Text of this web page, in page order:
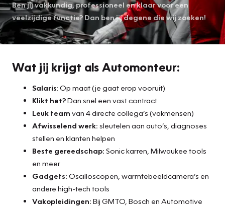
Ben jij vakkundig, professioneel en klaar voor een
veelzijdige functie? Dan ben jij degene die wij zoeken!
Wat jij krijgt als Automonteur:
Salaris: Op maat (je gaat erop vooruit)
Klikt het?Dan snel een vast contract
Leuk team van 4 directe collega’s (vakmensen)
Afwisselend werk: sleutelen aan auto’s, diagnoses
stellen en klanten helpen
Beste gereedschap: Sonic karren, Milwaukee tools
en meer
Gadgets: Oscilloscopen, warmtebeeldcamera’s en
andere high-tech tools
Vakopleidingen: Bij GMTO, Bosch en Automotive